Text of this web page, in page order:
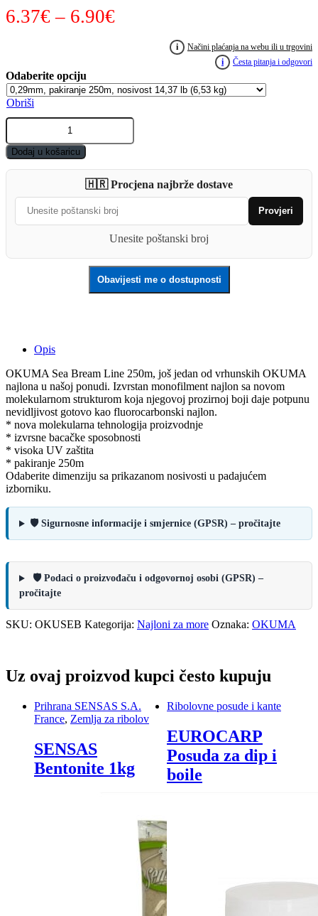
6.37€ – 6.90€
6.37€
do
6.90€
i
Načini plaćanja na webu ili u trgovini
i
Česta pitanja i odgovori
Obriši
OKUMA
Bream
Line
250m
Dodaj u košaricu
🇭🇷 Procjena najbrže dostave
Provjeri
Unesite poštanski broj
Obavijesti me o dostupnosti
Opis
OKUMA Sea Bream Line 250m, još jedan od vrhunskih OKUMA
najlona u našoj ponudi. Izvrstan monofilment najlon sa novom
molekularnom strukturom koja njegovoj prozirnoj boji daje potpunu
nevidljivost gotovo kao fluorocarbonski najlon.
* nova molekularna tehnologija proizvodnje
* izvrsne bacačke sposobnosti
* visoka UV zaštita
* pakiranje 250m
Odaberite dimenziju sa prikazanom nosivosti u padajućem
izborniku.
🛡️ Sigurnosne informacije i smjernice (GPSR) – pročitajte
🛡️ Podaci o proizvođaču i odgovornoj osobi (GPSR) –
pročitajte
SKU: OKUSEB Kategorija: Najloni za more Oznaka: OKUMA
Uz ovaj proizvod kupci često kupuju
Prihrana SENSAS S.A.
France, Zemlja za ribolov
SENSAS
Bentonite 1kg
Ribolovne posude i kante
EUROCARP
Posuda za dip i
boile